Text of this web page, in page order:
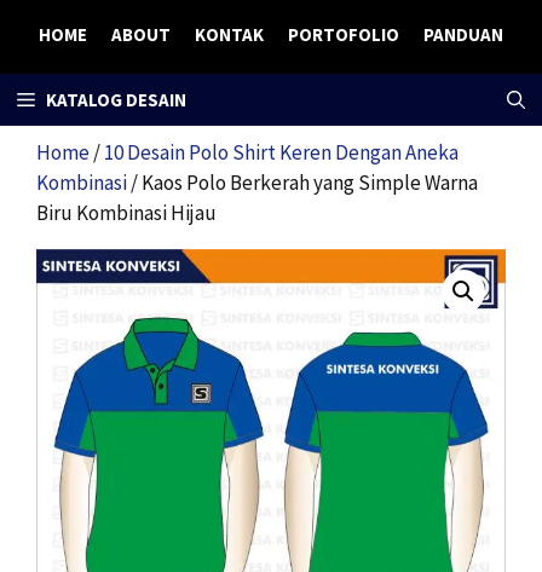
content
HOME ABOUT KONTAK PORTOFOLIO PANDUAN
KATALOG DESAIN
Home/10 Desain Polo Shirt Keren Dengan Aneka
Kombinasi/ Kaos Polo Berkerah yang Simple Warna
Biru Kombinasi Hijau